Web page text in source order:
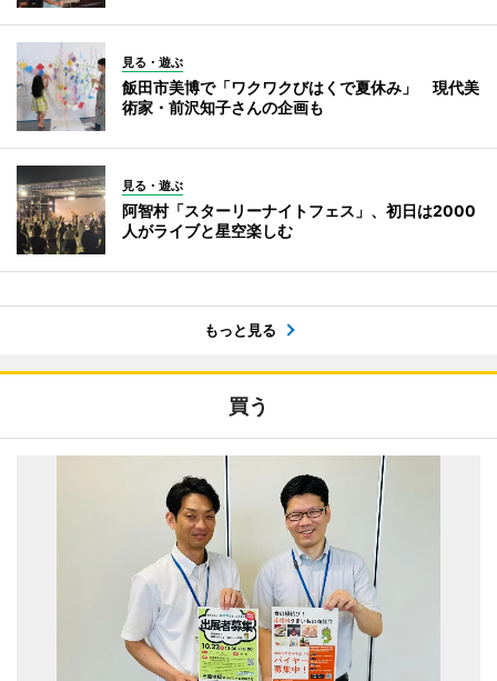
見る・遊ぶ
飯田市美博で「ワクワクびはくで夏休み」 現代美
術家・前沢知子さんの企画も
見る・遊ぶ
阿智村「スターリーナイトフェス」、初日は2000
人がライブと星空楽しむ
もっと見る
買う